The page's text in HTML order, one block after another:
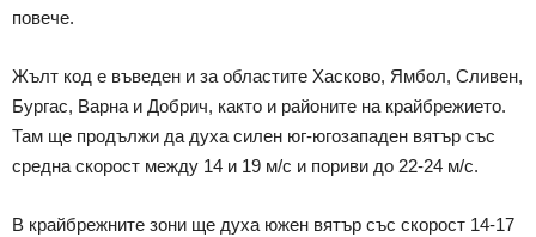
повече.
Жълт код е въведен и за областите Хасково, Ямбол, Сливен,
Бургас, Варна и Добрич, както и районите на крайбрежието.
Там ще продължи да духа силен юг-югозападен вятър със
средна скорост между 14 и 19 м/с и пориви до 22-24 м/с.
В крайбрежните зони ще духа южен вятър със скорост 14-17